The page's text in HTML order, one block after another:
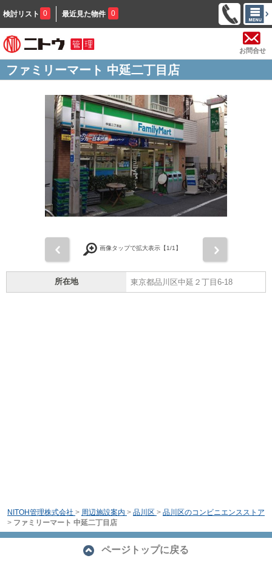
検討リスト 0 最近見た物件 0
お問合せ
ファミリーマート 中延二丁目店
画像タップで拡大表示【1/1】
所在地 東京都品川区中延２丁目6-18
NITOH管理株式会社 > 周辺施設案内 > 品川区 > 品川区のコンビニエンスストア
> ファミリーマート 中延二丁目店
ページトップに戻る